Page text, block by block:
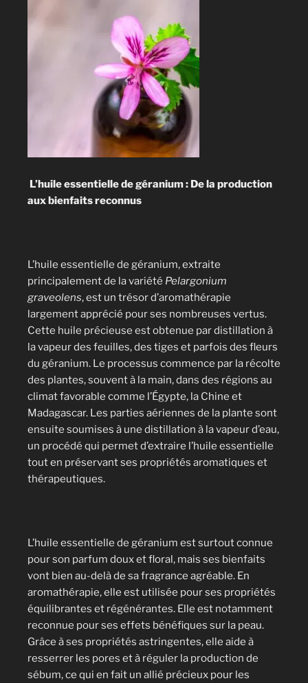
L’huile essentielle de géranium : De la production
aux bienfaits reconnus
L’huile essentielle de géranium, extraite
principalement de la variété Pelargonium
graveolens, est un trésor d’aromathérapie
largement apprécié pour ses nombreuses vertus.
Cette huile précieuse est obtenue par distillation à
la vapeur des feuilles, des tiges et parfois des fleurs
du géranium. Le processus commence par la récolte
des plantes, souvent à la main, dans des régions au
climat favorable comme l’Égypte, la Chine et
Madagascar. Les parties aériennes de la plante sont
ensuite soumises à une distillation à la vapeur d’eau,
un procédé qui permet d’extraire l’huile essentielle
tout en préservant ses propriétés aromatiques et
thérapeutiques.
L’huile essentielle de géranium est surtout connue
pour son parfum doux et floral, mais ses bienfaits
vont bien au-delà de sa fragrance agréable. En
aromathérapie, elle est utilisée pour ses propriétés
équilibrantes et régénérantes. Elle est notamment
reconnue pour ses effets bénéfiques sur la peau.
Grâce à ses propriétés astringentes, elle aide à
resserrer les pores et à réguler la production de
sébum, ce qui en fait un allié précieux pour les